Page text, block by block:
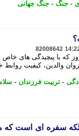
- جنگ - جنگ جهانی
82008642
که با پیچیدگی های خاص
والدین، کیفیت روابط
- تربیت فرزندان -
بلکه سفره ای است